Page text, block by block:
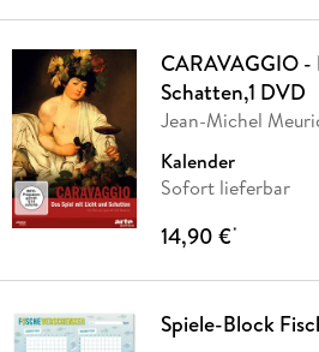
CARAVAGGIO -
Schatten,1 DVD
Jean-Michel
Kalender
Sofort lieferbar
14,90 €*
Spiele-Block